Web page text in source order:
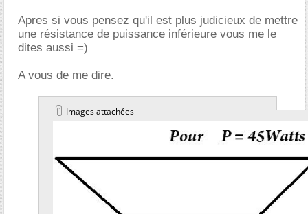
Apres si vous pensez qu'il est plus judicieux de mettre
une résistance de puissance inférieure vous me le
dites aussi =)
A vous de me dire.
Images attachées